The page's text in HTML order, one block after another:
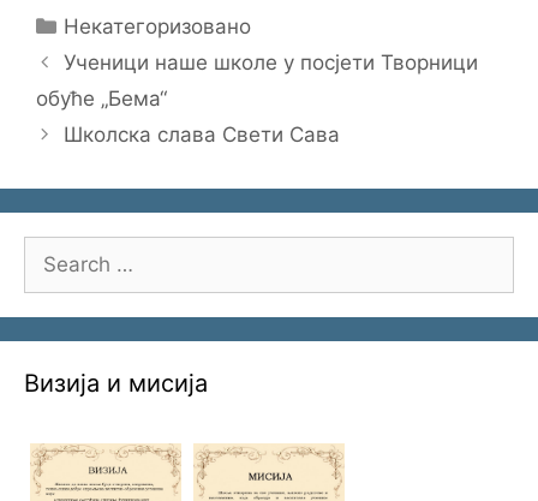
Categories
Некатегоризовано
Ученици наше школе у посјети Творници
обуће „Бема“
Школска слава Свети Сава
for:
Визија и мисија